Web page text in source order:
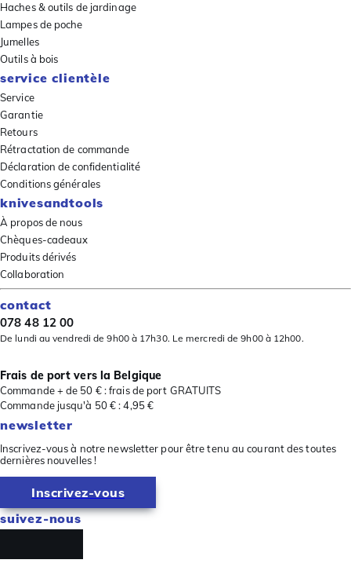
Haches & outils de jardinage
Lampes de poche
Jumelles
Outils à bois
service clientèle
Service
Garantie
Retours
Rétractation de commande
Déclaration de confidentialité
Conditions générales
knivesandtools
À propos de nous
Chèques-cadeaux
Produits dérivés
Collaboration
contact
078 48 12 00
De lundi au vendredi de 9h00 à 17h30. Le mercredi de 9h00 à 12h00.
Frais de port vers la Belgique
Commande + de 50 € : frais de port GRATUITS
Commande jusqu'à 50 € : 4,95 €
newsletter
Inscrivez-vous à notre newsletter pour être tenu au courant des toutes
dernières nouvelles !
Inscrivez-vous
suivez-nous